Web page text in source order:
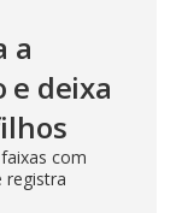
a
e deixa
com
registra